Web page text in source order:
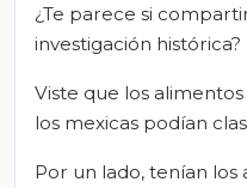
¿Te parece si
investigación histórica?
Viste que los
los mexicas podían
Por un lado, tenían los